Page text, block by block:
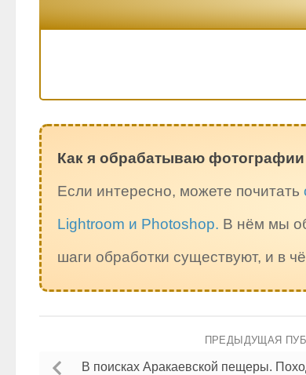
Как я обрабатываю фотографии
Если интересно, можете почитать
Lightroom и Photoshop. В нём мы
шаги обработки существуют, и в
ПРЕДЫДУЩАЯ
В поисках Аракаевской пещеры.